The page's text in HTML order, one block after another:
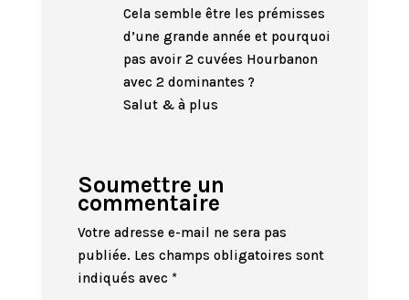
Cela semble être les prémisses
d’une grande année et pourquoi
pas avoir 2 cuvées Hourbanon
avec 2 dominantes ?
Salut & à plus
Soumettre un
commentaire
Votre adresse e-mail ne sera pas
publiée. Les champs obligatoires sont
indiqués avec *